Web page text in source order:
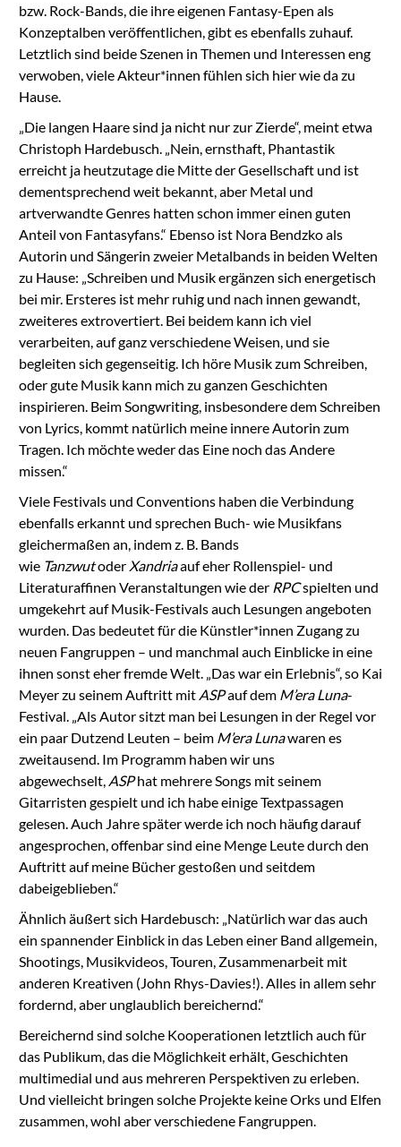
bzw. Rock-Bands, die ihre eigenen Fantasy-Epen als
Konzeptalben veröffentlichen, gibt es ebenfalls zuhauf.
Letztlich sind beide Szenen in Themen und Interessen eng
verwoben, viele Akteur*innen fühlen sich hier wie da zu
Hause.
„Die langen Haare sind ja nicht nur zur Zierde“, meint etwa
Christoph Hardebusch. „Nein, ernsthaft, Phantastik
erreicht ja heutzutage die Mitte der Gesellschaft und ist
dementsprechend weit bekannt, aber Metal und
artverwandte Genres hatten schon immer einen guten
Anteil von Fantasyfans.“ Ebenso ist Nora Bendzko als
Autorin und Sängerin zweier Metalbands in beiden Welten
zu Hause: „Schreiben und Musik ergänzen sich energetisch
bei mir. Ersteres ist mehr ruhig und nach innen gewandt,
zweiteres extrovertiert. Bei beidem kann ich viel
verarbeiten, auf ganz verschiedene Weisen, und sie
begleiten sich gegenseitig. Ich höre Musik zum Schreiben,
oder gute Musik kann mich zu ganzen Geschichten
inspirieren. Beim Songwriting, insbesondere dem Schreiben
von Lyrics, kommt natürlich meine innere Autorin zum
Tragen. Ich möchte weder das Eine noch das Andere
missen.“
Viele Festivals und Conventions haben die Verbindung
ebenfalls erkannt und sprechen Buch- wie Musikfans
gleichermaßen an, indem z. B. Bands
wie Tanzwutoder Xandriaauf eher Rollenspiel- und
Literaturaffinen Veranstaltungen wie der RPCspielten und
umgekehrt auf Musik-Festivals auch Lesungen angeboten
wurden. Das bedeutet für die Künstler*innen Zugang zu
neuen Fangruppen – und manchmal auch Einblicke in eine
ihnen sonst eher fremde Welt. „Das war ein Erlebnis“, so Kai
Meyer zu seinem Auftritt mit ASPauf dem M’era Luna-
Festival. „Als Autor sitzt man bei Lesungen in der Regel vor
ein paar Dutzend Leuten – beim M’era Lunawaren es
zweitausend. Im Programm haben wir uns
abgewechselt, ASPhat mehrere Songs mit seinem
Gitarristen gespielt und ich habe einige Textpassagen
gelesen. Auch Jahre später werde ich noch häufig darauf
angesprochen, offenbar sind eine Menge Leute durch den
Auftritt auf meine Bücher gestoßen und seitdem
dabeigeblieben.“
Ähnlich äußert sich Hardebusch: „Natürlich war das auch
ein spannender Einblick in das Leben einer Band allgemein,
Shootings, Musikvideos, Touren, Zusammenarbeit mit
anderen Kreativen (John Rhys-Davies!). Alles in allem sehr
fordernd, aber unglaublich bereichernd.“
Bereichernd sind solche Kooperationen letztlich auch für
das Publikum, das die Möglichkeit erhält, Geschichten
multimedial und aus mehreren Perspektiven zu erleben.
Und vielleicht bringen solche Projekte keine Orks und Elfen
zusammen, wohl aber verschiedene Fangruppen.